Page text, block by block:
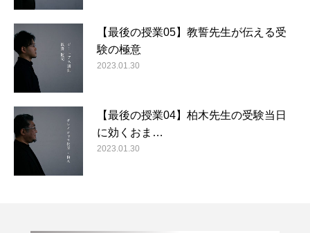
【最後の授業05】教誓先生が伝える受
験の極意
2023.01.30
【最後の授業04】柏木先生の受験当日
に効くおま…
2023.01.30